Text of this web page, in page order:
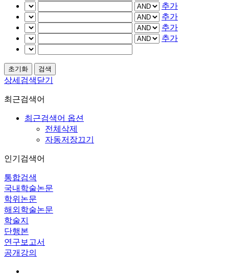
추가
추가
추가
추가
상세검색닫기
최근검색어
최근검색어 옵션
전체삭제
자동저장끄기
인기검색어
통합검색
국내학술논문
학위논문
해외학술논문
학술지
단행본
연구보고서
공개강의